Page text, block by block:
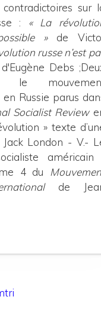
sur
: « La
»de
russe n’est
Debs
le
Russie parus
Socialist Review
» texte
London - V.-
américain
4 du
de